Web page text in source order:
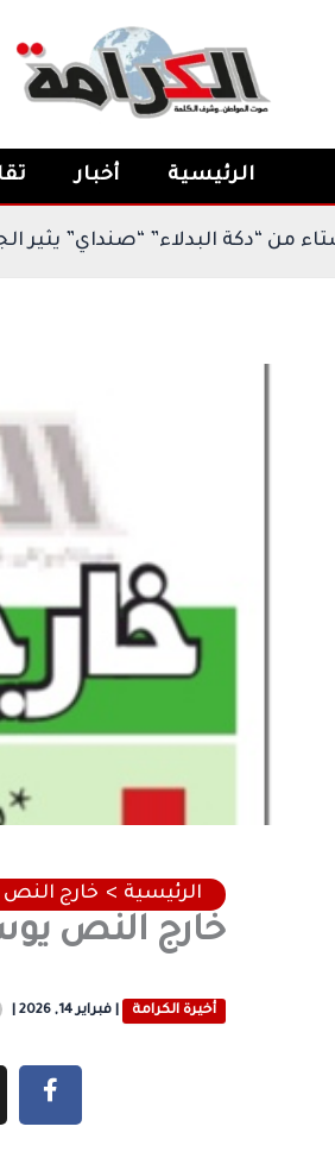
المحتوى
الرئيسية أخبار
النيجيري” مستاء من “دكة البدلاء”
الرئيسية خارج
خارج النص
أخيرة الكرامة فبراير 14, 2026